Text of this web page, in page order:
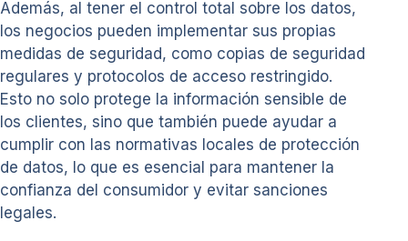
Además, al tener el control total sobre los datos,
los negocios pueden implementar sus propias
medidas de seguridad, como copias de seguridad
regulares y protocolos de acceso restringido.
Esto no solo protege la información sensible de
los clientes, sino que también puede ayudar a
cumplir con las normativas locales de protección
de datos, lo que es esencial para mantener la
confianza del consumidor y evitar sanciones
legales.